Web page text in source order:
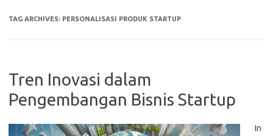
TAG ARCHIVES: PERSONALISASI PRODUK STARTUP
Tren Inovasi dalam
Pengembangan Bisnis Startup
In